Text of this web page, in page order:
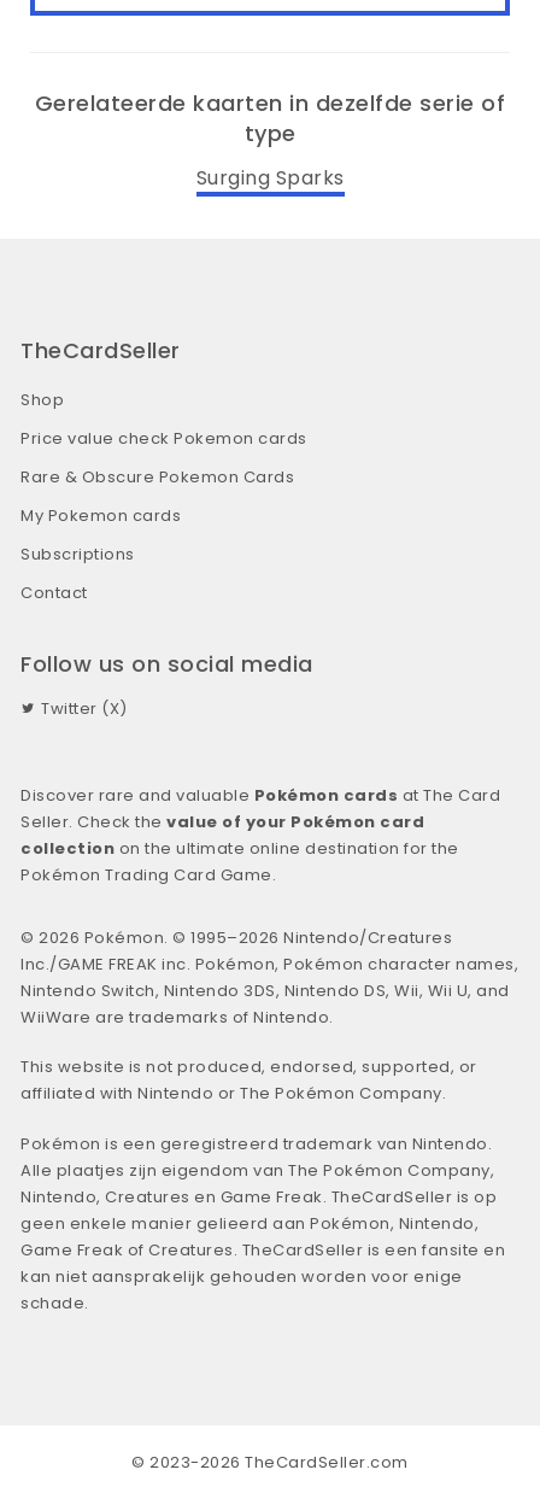
Gerelateerde kaarten in dezelfde serie of
type
Surging Sparks
TheCardSeller
Shop
Price value check Pokemon cards
Rare & Obscure Pokemon Cards
My Pokemon cards
Subscriptions
Contact
Follow us on social media
Twitter (X)
Discover rare and valuable Pokémon cards at The Card
Seller. Check thevalue of your Pokémon card
collection on the ultimate online destination for the
Pokémon Trading Card Game.
© 2026 Pokémon. © 1995–2026 Nintendo/Creatures
Inc./GAME FREAK inc. Pokémon, Pokémon character names,
Nintendo Switch, Nintendo 3DS, Nintendo DS, Wii, Wii U, and
WiiWare are trademarks of Nintendo.
This website is not produced, endorsed, supported, or
affiliated with Nintendo or The Pokémon Company.
Pokémon is een geregistreerd trademark van Nintendo.
Alle plaatjes zijn eigendom van The Pokémon Company,
Nintendo, Creatures en Game Freak. TheCardSeller is op
geen enkele manier gelieerd aan Pokémon, Nintendo,
Game Freak of Creatures. TheCardSeller is een fansite en
kan niet aansprakelijk gehouden worden voor enige
schade.
© 2023-2026 TheCardSeller.com